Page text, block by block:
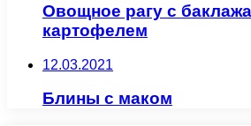
Овощное рагу с
картофелем
12.03.2021
Блины с маком